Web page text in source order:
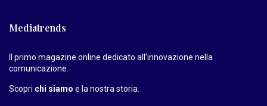
Mediatrends
Il primo magazine online dedicato all’innovazione nella
comunicazione.
Scopri chi siamo e la nostra storia.